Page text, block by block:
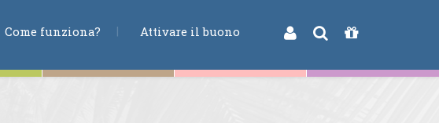
Come funziona? Attivare il buono